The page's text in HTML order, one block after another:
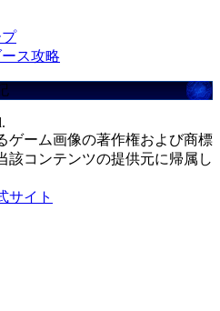
ス攻略
ーム画像の著作権および商標
該コンテンツの提供元に帰属し
サイト